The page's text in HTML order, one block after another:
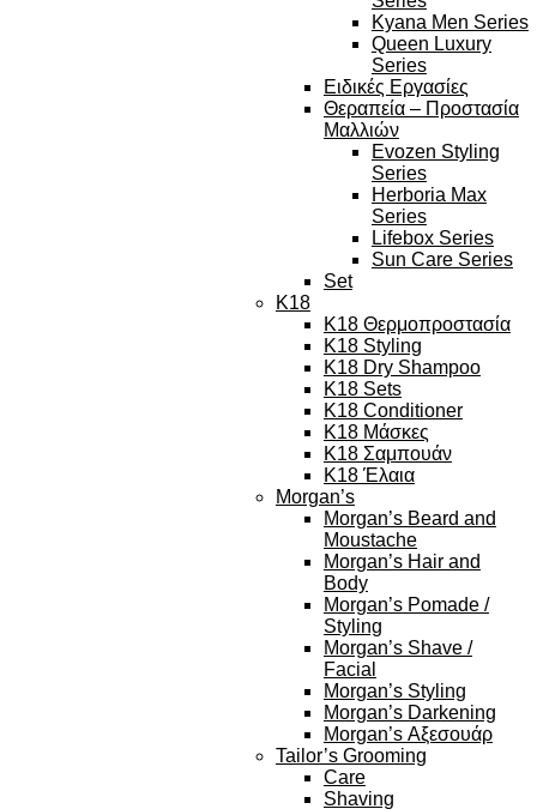
Kyana Men Series
Queen Luxury
Series
Ειδικές Εργασίες
Θεραπεία – Προστασία
Μαλλιών
Evozen Styling
Series
Herboria Max
Series
Lifebox Series
Sun Care Series
Set
K18
K18 Θερμοπροστασία
K18 Styling
K18 Dry Shampoo
K18 Sets
K18 Conditioner
K18 Μάσκες
K18 Σαμπουάν
K18 Έλαια
Morgan’s
Morgan’s Beard and
Moustache
Morgan’s Hair and
Body
Morgan’s Pomade /
Styling
Morgan’s Shave /
Facial
Morgan’s Styling
Morgan’s Darkening
Morgan’s Αξεσουάρ
Tailor’s Grooming
Care
Shaving